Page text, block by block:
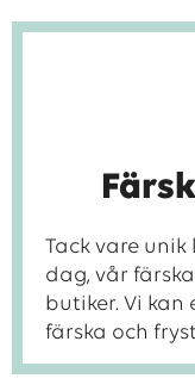
Tack vare
dag, vår
butiker. Vi
färska och